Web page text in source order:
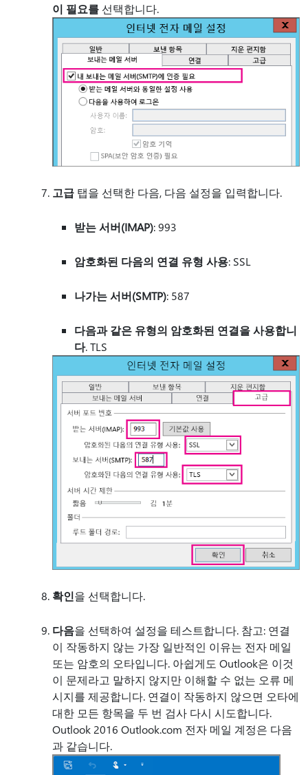
이 필요를 선택합니다.
고급 탭을 선택한 다음, 다음 설정을 입력합니다.
받는 서버(IMAP): 993
암호화된 다음의 연결 유형 사용: SSL
나가는 서버(SMTP): 587
다음과 같은 유형의 암호화된 연결을 사용합니
다. TLS
확인을 선택합니다.
다음을 선택하여 설정을 테스트합니다. 참고: 연결
이 작동하지 않는 가장 일반적인 이유는 전자 메일
또는 암호의 오타입니다. 아쉽게도 Outlook은 이것
이 문제라고 말하지 않지만 이해할 수 없는 오류 메
시지를 제공합니다. 연결이 작동하지 않으면 오타에
대한 모든 항목을 두 번 검사 다시 시도합니다.
Outlook 2016 Outlook.com 전자 메일 계정은 다음
과 같습니다.